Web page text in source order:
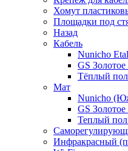
Хомут
Площадки под
Назад
Кабель
Nunicho
GS
Тёплый
Мат
Nunicho
GS
Теплый
Инфракрасный